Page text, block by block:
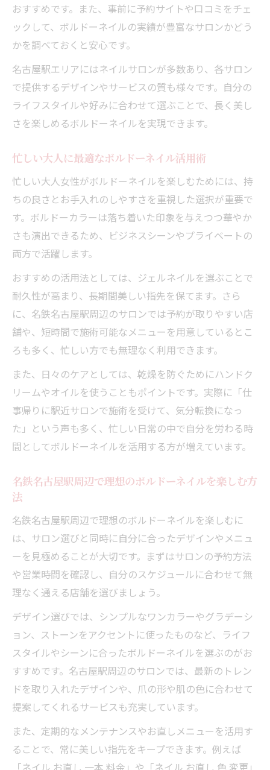
おすすめです。また、事前に予約サイトや口コミをチェ
ックして、ボルドーネイルの実績が豊富なサロンかどう
かを調べておくと安心です。
名古屋駅エリアにはネイルサロンが多数あり、各サロン
で提供するデザインやサービスの質も様々です。自分の
ライフスタイルや好みに合わせて選ぶことで、長く美し
さを楽しめるボルドーネイルを実現できます。
忙しい大人に最適なボルドーネイル活用術
忙しい大人女性がボルドーネイルを楽しむためには、持
ちの良さとお手入れのしやすさを重視した選択が重要で
す。ボルドーカラーは落ち着いた印象を与えつつ華やか
さも演出できるため、ビジネスシーンやプライベートの
両方で活躍します。
おすすめの活用法としては、ジェルネイルを選ぶことで
耐久性が高まり、長期間美しい指先を保てます。さら
に、名鉄名古屋駅周辺のサロンでは予約が取りやすい店
舗や、短時間で施術可能なメニューを用意しているとこ
ろも多く、忙しい方でも無理なく利用できます。
また、日々のケアとしては、乾燥を防ぐためにハンドク
リームやオイルを使うこともポイントです。実際に「仕
事帰りに駅近サロンで施術を受けて、気分転換になっ
た」という声も多く、忙しい日常の中で自分を労わる時
間としてボルドーネイルを活用する方が増えています。
名鉄名古屋駅周辺で理想のボルドーネイルを楽しむ方
法
名鉄名古屋駅周辺で理想のボルドーネイルを楽しむに
は、サロン選びと同時に自分に合ったデザインやメニュ
ーを見極めることが大切です。まずはサロンの予約方法
や営業時間を確認し、自分のスケジュールに合わせて無
理なく通える店舗を選びましょう。
デザイン選びでは、シンプルなワンカラーやグラデーシ
ョン、ストーンをアクセントに使ったものなど、ライフ
スタイルやシーンに合ったボルドーネイルを選ぶのがお
すすめです。名古屋駅周辺のサロンでは、最新のトレン
ドを取り入れたデザインや、爪の形や肌の色に合わせて
提案してくれるサービスも充実しています。
また、定期的なメンテナンスやお直しメニューを活用す
ることで、常に美しい指先をキープできます。例えば
「ネイル お直し 一本 料金」や「ネイル お直し 色 変更」